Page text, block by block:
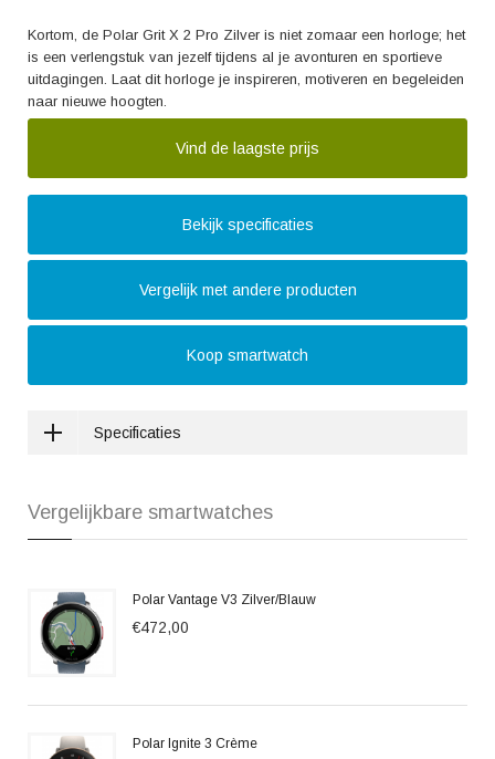
Kortom, de Polar Grit X 2 Pro Zilver is niet zomaar een horloge; het
is een verlengstuk van jezelf tijdens al je avonturen en sportieve
uitdagingen. Laat dit horloge je inspireren, motiveren en begeleiden
naar nieuwe hoogten.
Vind de laagste prijs
Bekijk specificaties
Vergelijk met andere producten
Koop smartwatch
Specificaties
Vergelijkbare smartwatches
Polar Vantage V3 Zilver/Blauw
€472,00
Polar Ignite 3 Crème